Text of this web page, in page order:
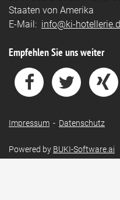
Staaten von Amerika
E-Mail: info@ki-
Empfehlen Sie uns weiter
Impressum - Datenschutz
Powered by BUKI-Software.ai